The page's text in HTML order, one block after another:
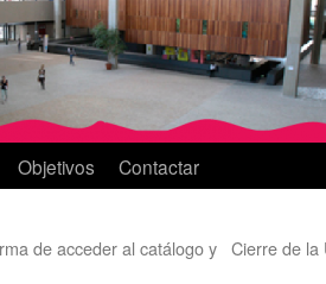
Objetivos Contactar
de acceder al catálogo y Cierre de la